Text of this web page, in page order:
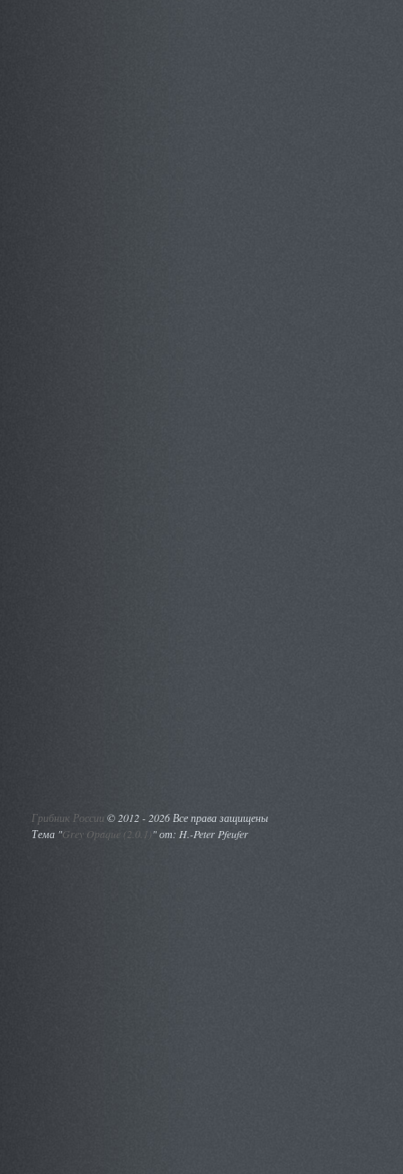
Грибник России ©2012 - 2026 Все права защищены
Тема "Grey Opaque (2.0.1)" от: H.-Peter Pfeufer